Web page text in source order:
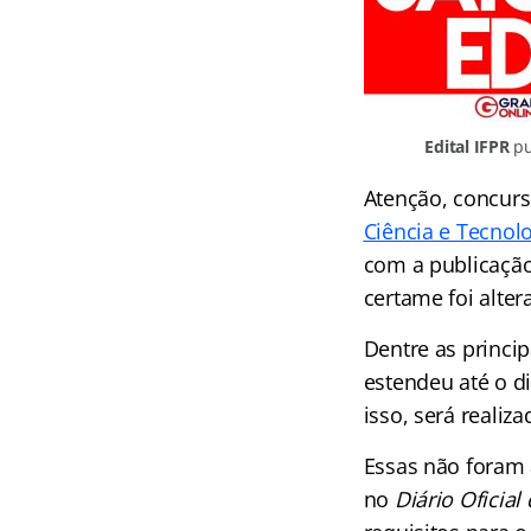
Edital IFPR
Atenção,
Ciência e
com a
certame foi
Dentre as
estendeu até o
isso, será
Essas não
no Diário Oficial